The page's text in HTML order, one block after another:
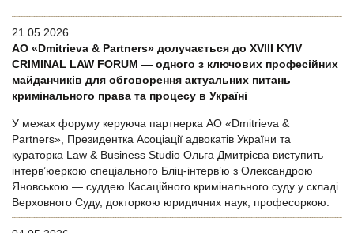
21.05.2026
АО «Dmitrieva & Partners» долучається до XVIII KYIV
CRIMINAL LAW FORUM — одного з ключових професійних
майданчиків для обговорення актуальних питань
кримінального права та процесу в Україні
У межах форуму керуюча партнерка АО «Dmitrieva &
Partners», Президентка Асоціації адвокатів України та
кураторка Law & Business Studio Ольга Дмитрієва виступить
інтерв’юеркою спеціального Бліц-інтерв’ю з Олександрою
Яновською — суддею Касаційного кримінального суду у складі
Верховного Суду, докторкою юридичних наук, професоркою.